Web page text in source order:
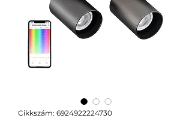
Cikkszám: 6924922224730